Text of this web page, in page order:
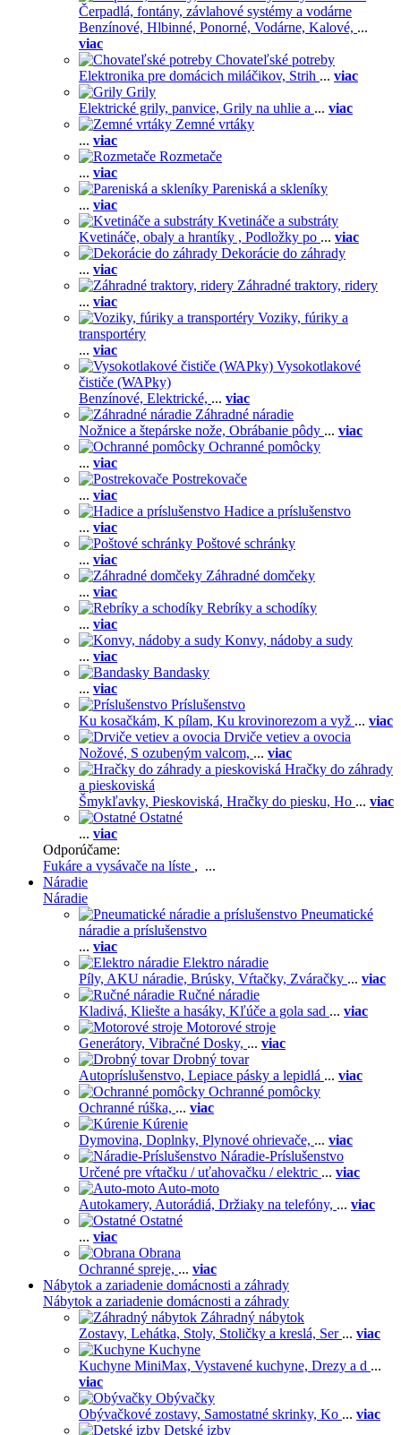
Čerpadlá, fontány, závlahové systémy a vodárne
Benzínové, Hlbinné, Ponorné, Vodárne, Kalové, ...
viac
Chovateľské potreby
Elektronika pre domácich miláčikov, Strih ... viac
Grily
Elektrické grily, panvice, Grily na uhlie a ... viac
Zemné vrtáky
... viac
Rozmetače
... viac
Pareniská a skleníky
... viac
Kvetináče a substráty
Kvetináče, obaly a hrantíky , Podložky po ... viac
Dekorácie do záhrady
... viac
Záhradné traktory, ridery
... viac
Voziky, fúriky a
transportéry
... viac
Vysokotlakové
čističe (WAPky)
Benzínové, Elektrické, ... viac
Záhradné náradie
Nožnice a štepárske nože, Obrábanie pôdy ... viac
Ochranné pomôcky
... viac
Postrekovače
... viac
Hadice a príslušenstvo
... viac
Poštové schránky
... viac
Záhradné domčeky
... viac
Rebríky a schodíky
... viac
Konvy, nádoby a sudy
... viac
Bandasky
... viac
Príslušenstvo
Ku kosačkám, K pílam, Ku krovinorezom a vyž ... viac
Drviče vetiev a ovocia
Nožové, S ozubeným valcom, ... viac
Hračky do záhrady
a pieskoviská
Šmykľavky, Pieskoviská, Hračky do piesku, Ho ... viac
Ostatné
... viac
Odporúčame:
Fukáre a vysávače na líste , ...
Náradie
Náradie
Pneumatické
náradie a príslušenstvo
... viac
Elektro náradie
Píly, AKU náradie, Brúsky, Vŕtačky, Zváračky ... viac
Ručné náradie
Kladivá, Kliešte a hasáky, Kľúče a gola sad ... viac
Motorové stroje
Generátory, Vibračné Dosky, ... viac
Drobný tovar
Autopríslušenstvo, Lepiace pásky a lepidlá ... viac
Ochranné pomôcky
Ochranné rúška, ... viac
Kúrenie
Dymovina, Doplnky, Plynové ohrievače, ... viac
Náradie-Príslušenstvo
Určené pre vŕtačku / uťahovačku / elektric ... viac
Auto-moto
Autokamery, Autorádiá, Držiaky na telefóny, ... viac
Ostatné
... viac
Obrana
Ochranné spreje, ... viac
Nábytok a zariadenie domácnosti a záhrady
Nábytok a zariadenie domácnosti a záhrady
Záhradný nábytok
Zostavy, Lehátka, Stoly, Stoličky a kreslá, Ser ... viac
Kuchyne
Kuchyne MiniMax, Vystavené kuchyne, Drezy a d ...
viac
Obývačky
Obývačkové zostavy, Samostatné skrinky, Ko ... viac
Detské izby